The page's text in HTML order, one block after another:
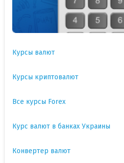
Курсы валют
Курсы криптовалют
Все курсы Forex
Курс валют в банках Украины
Конвертер валют